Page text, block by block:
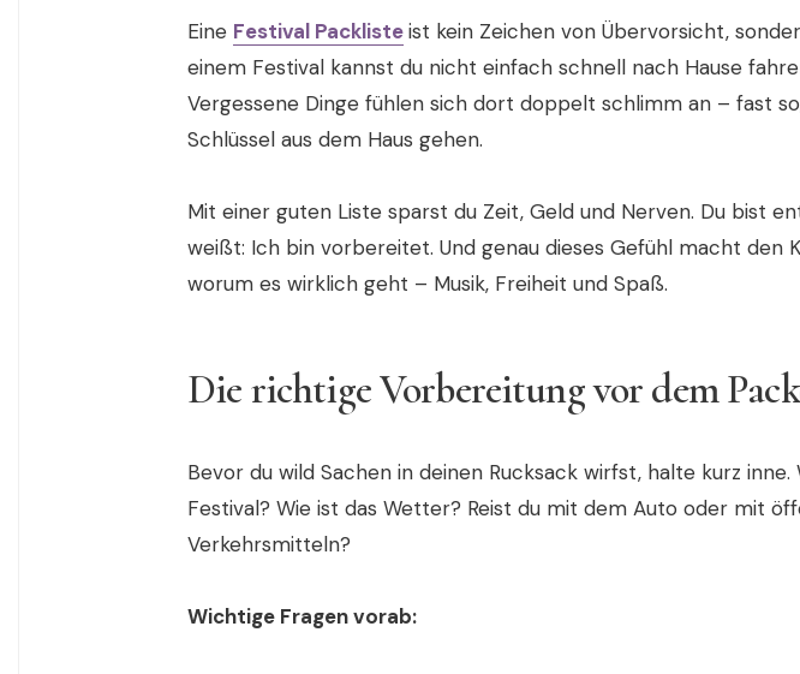
Eine Festival Packlisteist kein Zeichen von Übervorsicht,
einem Festival kannst du nicht einfach schnell nach Hause
Vergessene Dinge fühlen sich dort doppelt schlimm an – fast
Schlüssel aus dem Haus gehen.
Mit einer guten Liste sparst du Zeit, Geld und Nerven. Du bist
weißt: Ich bin vorbereitet. Und genau dieses Gefühl macht den
worum es wirklich geht – Musik, Freiheit und Spaß.
Die richtige Vorbereitung vor dem
Bevor du wild Sachen in deinen Rucksack wirfst, halte kurz inne.
Festival? Wie ist das Wetter? Reist du mit dem Auto oder mit
Verkehrsmitteln?
Wichtige Fragen vorab: